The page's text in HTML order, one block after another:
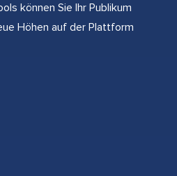
können Sie Ihr Publikum
Höhen auf der Plattform